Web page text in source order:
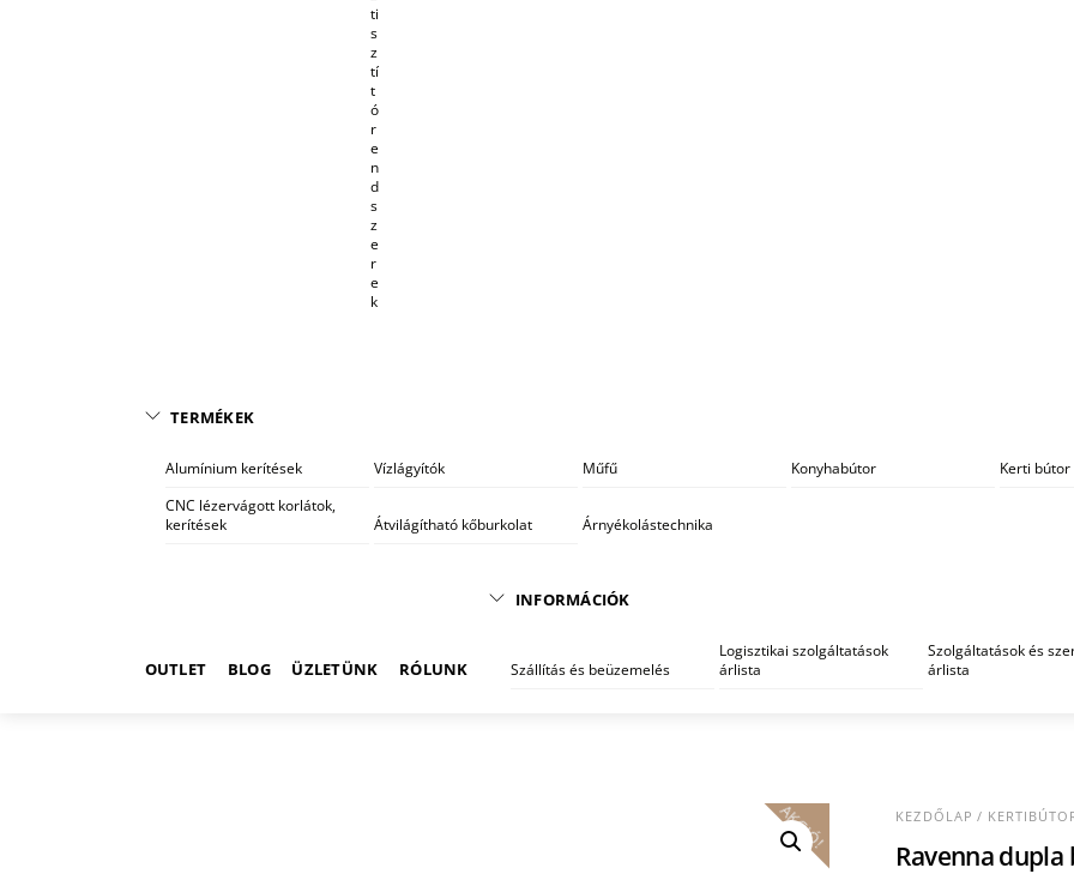
ti
s
z
tí
t
ó
r
e
n
d
s
z
e
r
e
k
TERMÉKEK
Alumínium kerítések Vízlágyítók Műfű Konyhabútor Kerti bútor
CNC lézervágott korlátok,
kerítések
Átvilágítható kőburkolat Árnyékolástechnika
OUTLET BLOG ÜZLETÜNK RÓLUNK
INFORMÁCIÓK
Szállítás és beüzemelés
Logisztikai szolgáltatások
árlista
Szolgáltatások és
árlista
AKCIÓ! KEZDŐLAP /
Ravenna dupla